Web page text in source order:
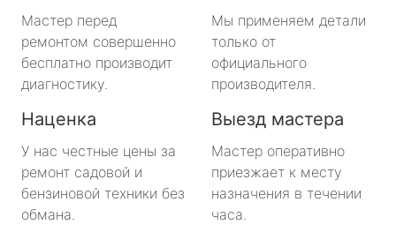
Мастер перед
ремонтом совершенно
бесплатно производит
диагностику.
Мы применяем детали
только от
официального
производителя.
Наценка
У нас честные цены за
ремонт садовой и
бензиновой техники без
обмана.
Выезд мастера
Мастер оперативно
приезжает к месту
назначения в течении
часа.